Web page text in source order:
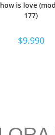
is love
177)
$9.990